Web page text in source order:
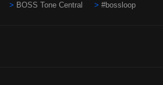
BOSS Tone Central #bossloop